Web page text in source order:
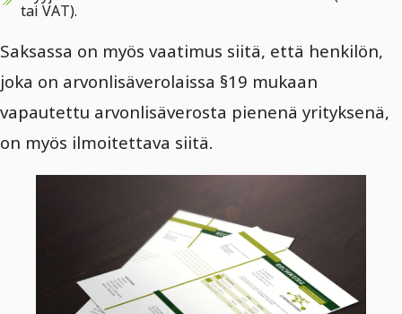
tai VAT).
Saksassa on myös vaatimus siitä, että henkilön,
joka on arvonlisäverolaissa §19 mukaan
vapautettu arvonlisäverosta pienenä yrityksenä,
on myös ilmoitettava siitä.